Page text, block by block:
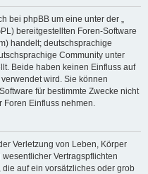
bei phpBB um eine unter der „
bereitgestellten Foren-Software
handelt; deutschsprachige
Community unter
Beide haben keinen Einfluss auf
wird. Sie können
für bestimmte Zwecke nicht
Foren Einfluss nehmen.
Verletzung von Leben, Körper
Vertragspflichten
auf ein vorsätzliches oder grob